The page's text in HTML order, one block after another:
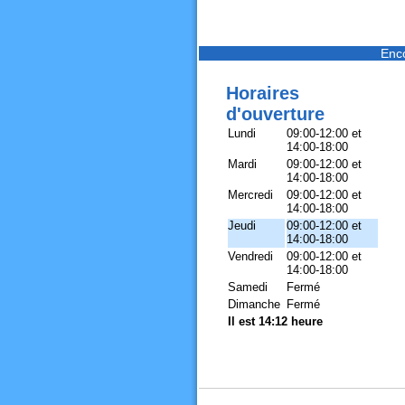
Horaires
d'ouverture
Lundi
09:00-12:00 et
14:00-18:00
Mardi
09:00-12:00 et
14:00-18:00
Mercredi
09:00-12:00 et
14:00-18:00
Jeudi
09:00-12:00 et
14:00-18:00
Vendredi
09:00-12:00 et
14:00-18:00
Samedi
Fermé
Dimanche
Fermé
Il est 14:12 heure